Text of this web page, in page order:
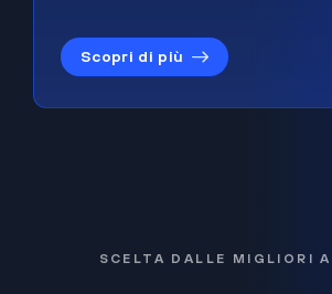
Scopri di più
SCELTA DALLE MIGLIORI